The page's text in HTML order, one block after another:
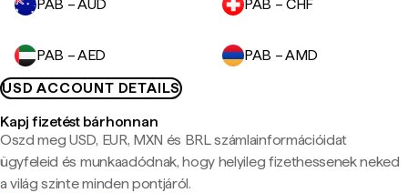
PAB – AUD PAB – CHF
PAB – AED
PAB – AMD
USD ACCOUNT DETAILS
Kapj fizetést bárhonnan
Oszd meg USD, EUR, MXN és BRL számlainformációidat
ügyfeleid és munkaadódnak, hogy helyileg fizethessenek neked
a világ szinte minden pontjáról.